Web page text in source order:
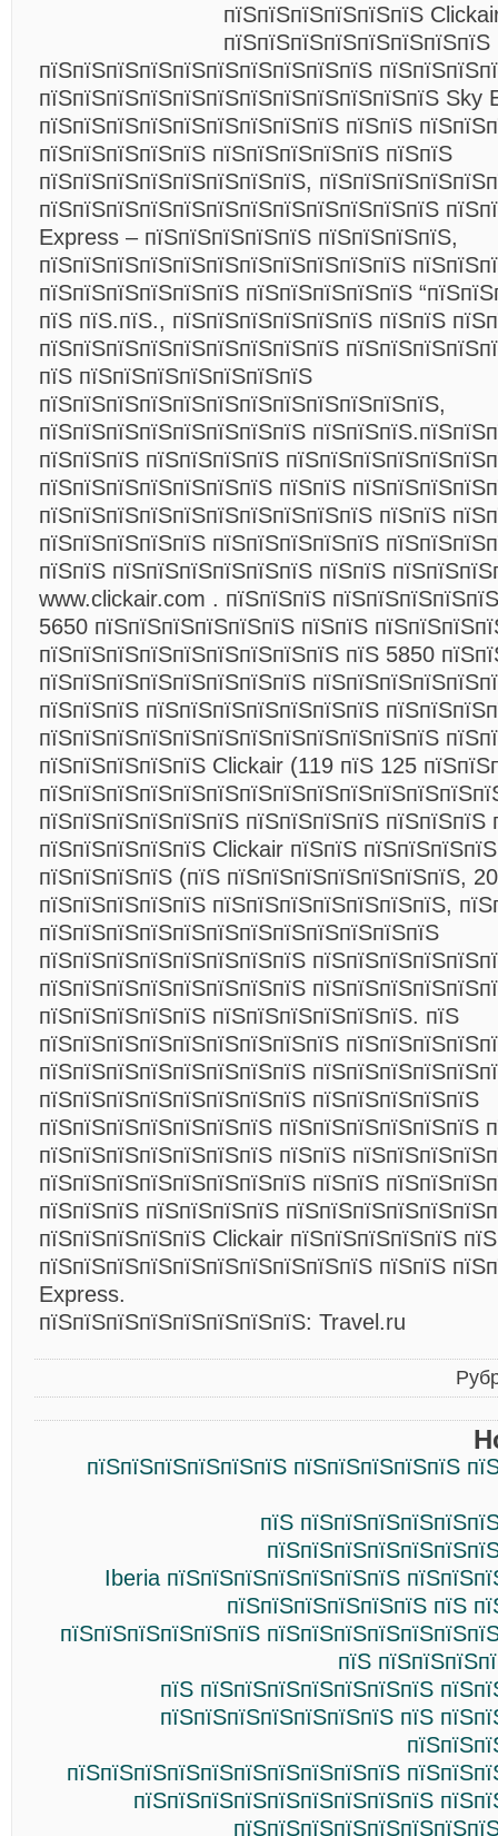
пїЅпїЅпїЅпїЅпїЅпїЅ
пїЅпїЅпїЅпїЅпїЅпїЅпїЅпїЅпїЅпїЅ
пїЅпїЅпїЅпїЅпїЅпїЅпїЅпїЅпїЅпїЅпїЅпїЅ Sky
пїЅпїЅпїЅпїЅпїЅпїЅпїЅпїЅпїЅ пїЅпїЅ
пїЅпїЅпїЅпїЅпїЅ пїЅпїЅпїЅпїЅпїЅ пїЅпїЅ
пїЅпїЅпїЅпїЅпїЅпїЅпїЅпїЅ,
пїЅпїЅпїЅпїЅпїЅпїЅпїЅпїЅпїЅпїЅпїЅпїЅ
Express – пїЅпїЅпїЅпїЅпїЅ пїЅпїЅпїЅпїЅ,
пїЅпїЅпїЅпїЅпїЅпїЅпїЅпїЅпїЅпїЅпїЅ
пїЅпїЅпїЅпїЅпїЅпїЅ пїЅпїЅпїЅпїЅпїЅ
пїЅ пїЅ.пїЅ., пїЅпїЅпїЅпїЅпїЅпїЅ пїЅпїЅ
пїЅпїЅпїЅпїЅпїЅпїЅпїЅпїЅпїЅ
пїЅ пїЅпїЅпїЅпїЅпїЅпїЅпїЅ
пїЅпїЅпїЅпїЅпїЅпїЅпїЅпїЅпїЅпїЅпїЅпїЅ,
пїЅпїЅпїЅпїЅпїЅпїЅпїЅпїЅ
пїЅпїЅпїЅ пїЅпїЅпїЅпїЅ
пїЅпїЅпїЅпїЅпїЅпїЅпїЅ пїЅпїЅ
пїЅпїЅпїЅпїЅпїЅпїЅпїЅпїЅпїЅпїЅ пїЅпїЅ
пїЅпїЅпїЅпїЅпїЅ пїЅпїЅпїЅпїЅпїЅ
пїЅпїЅ пїЅпїЅпїЅпїЅпїЅпїЅ пїЅпїЅ
www.clickair.com . пїЅпїЅпїЅ
5650 пїЅпїЅпїЅпїЅпїЅпїЅ пїЅпїЅ
пїЅпїЅпїЅпїЅпїЅпїЅпїЅпїЅпїЅ пїЅ 5850
пїЅпїЅпїЅпїЅпїЅпїЅпїЅпїЅ
пїЅпїЅпїЅ пїЅпїЅпїЅпїЅпїЅпїЅпїЅ
пїЅпїЅпїЅпїЅпїЅпїЅпїЅпїЅпїЅпїЅпїЅпїЅ
пїЅпїЅпїЅпїЅпїЅ Clickair (119 пїЅ 125
пїЅпїЅпїЅпїЅпїЅпїЅ пїЅпїЅпїЅпїЅ пїЅпїЅпїЅ
пїЅпїЅпїЅпїЅпїЅ Clickair пїЅпїЅ
пїЅпїЅпїЅпїЅ (пїЅ пїЅпїЅпїЅпїЅпїЅпїЅпїЅ,
пїЅпїЅпїЅпїЅпїЅ пїЅпїЅпїЅпїЅпїЅпїЅпїЅ,
пїЅпїЅпїЅпїЅпїЅпїЅпїЅпїЅпїЅпїЅпїЅпїЅ
пїЅпїЅпїЅпїЅпїЅпїЅпїЅпїЅ
пїЅпїЅпїЅпїЅпїЅпїЅпїЅпїЅ
пїЅпїЅпїЅпїЅпїЅ пїЅпїЅпїЅпїЅпїЅпїЅ. пїЅ
пїЅпїЅпїЅпїЅпїЅпїЅпїЅпїЅпїЅ
пїЅпїЅпїЅпїЅпїЅпїЅпїЅпїЅ
пїЅпїЅпїЅпїЅпїЅпїЅпїЅпїЅ пїЅпїЅпїЅпїЅпїЅ
пїЅпїЅпїЅпїЅпїЅпїЅпїЅ пїЅпїЅпїЅпїЅпїЅпїЅ
пїЅпїЅпїЅпїЅпїЅпїЅпїЅ пїЅпїЅ
пїЅпїЅпїЅпїЅпїЅпїЅпїЅпїЅ пїЅпїЅ
пїЅпїЅпїЅ пїЅпїЅпїЅпїЅ
пїЅпїЅпїЅпїЅпїЅ Clickair пїЅпїЅпїЅпїЅпїЅ
пїЅпїЅпїЅпїЅпїЅпїЅпїЅпїЅпїЅпїЅ пїЅпїЅ
Express.
пїЅпїЅпїЅпїЅпїЅпїЅпїЅпїЅ: Travel.ru
пїЅпїЅпїЅпїЅпїЅпїЅ пїЅпїЅпїЅпїЅпїЅ
пїЅ
Iberia пїЅпїЅпїЅпїЅпїЅпїЅпїЅ
пїЅпїЅпїЅпїЅпїЅпїЅ пїЅ
пїЅпїЅпїЅпїЅпїЅпїЅ
пїЅ
пїЅ пїЅпїЅпїЅпїЅпїЅпїЅпїЅ
пїЅпїЅпїЅпїЅпїЅпїЅпїЅ пїЅ
пїЅпїЅпїЅпїЅпїЅпїЅпїЅпїЅпїЅпїЅ
пїЅпїЅпїЅпїЅпїЅпїЅпїЅпїЅпїЅ